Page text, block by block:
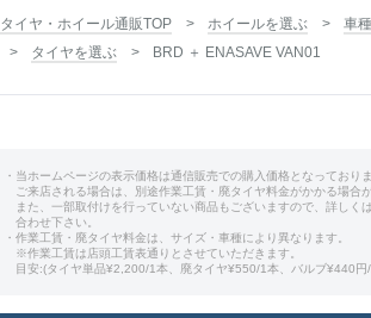
タイヤ・ホイール通販TOP ホイールを選ぶ
車
タイヤを選ぶ
BRD ＋ ENASAVE VAN01
・当ホームページの表示価格は通信販売での購入価格となっておりま
ご来店される場合は、別途作業工賃・廃タイヤ料金がかかる場合
また、一部取付けを行っていない商品もございますので、詳しく
合わせ下さい。
・作業工賃・廃タイヤ料金は、サイズ・車種により異なります。
※作業工賃は店頭工賃表通りとさせていただきます。
目安:(タイヤ単品¥2,200/1本、廃タイヤ¥550/1本、バルブ¥440円